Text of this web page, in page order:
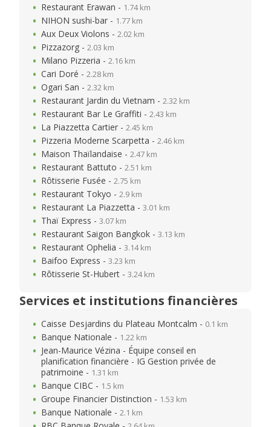
Restaurant Erawan - 1.74 km
NIHON sushi-bar - 1.77 km
Aux Deux Violons - 2.02 km
Pizzazorg - 2.03 km
Milano Pizzeria - 2.16 km
Cari Doré - 2.28 km
Ogari San - 2.32 km
Restaurant Jardin du Vietnam - 2.32 km
Restaurant Bar Le Graffiti - 2.43 km
La Piazzetta Cartier - 2.45 km
Pizzeria Moderne Scarpetta - 2.46 km
Maison Thaïlandaise - 2.47 km
Restaurant Battuto - 2.51 km
Rôtisserie Fusée - 2.75 km
Restaurant Tokyo - 2.9 km
Restaurant La Piazzetta - 3.01 km
Thaï Express - 3.07 km
Restaurant Saigon Bangkok - 3.13 km
Restaurant Ophelia - 3.14 km
Baifoo Express - 3.23 km
Rôtisserie St-Hubert - 3.24 km
Services et institutions financières
Caisse Desjardins du Plateau Montcalm - 0.1 km
Banque Nationale - 1.22 km
Jean-Maurice Vézina - Équipe conseil en
planification financière - IG Gestion privée de
patrimoine - 1.31 km
Banque CIBC - 1.5 km
Groupe Financier Distinction - 1.53 km
Banque Nationale - 2.1 km